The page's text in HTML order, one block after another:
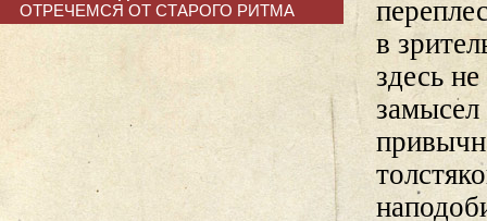
в
здесь
замысел
ОТРЕЧЕМСЯ ОТ СТАРОГО РИТМА